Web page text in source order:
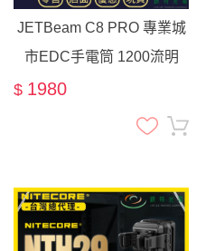
JETBeam C8 PRO 專業城
市EDC手電筒 1200流明
230米 爆閃 18650 CR123A
露營 micro-usb
$ 1980